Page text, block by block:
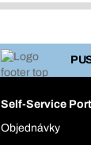
Self-Service
Objednávky